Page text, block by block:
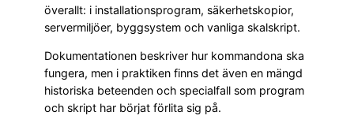
överallt: i installationsprogram, säkerhetskopior,
servermiljöer, byggsystem och vanliga skalskript.
Dokumentationen beskriver hur kommandona ska
fungera, men i praktiken finns det även en mängd
historiska beteenden och specialfall som program
och skript har börjat förlita sig på.